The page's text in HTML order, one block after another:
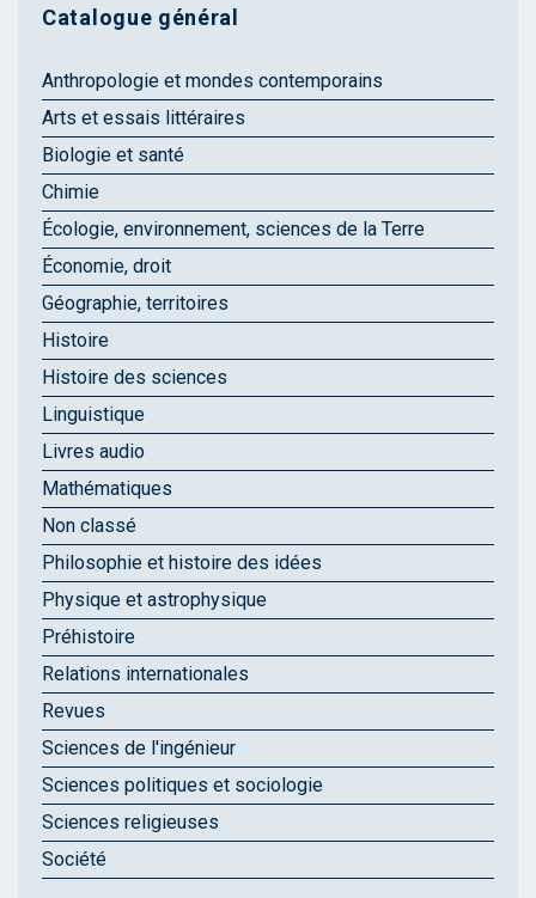
Catalogue général
Anthropologie et mondes contemporains
Arts et essais littéraires
Biologie et santé
Chimie
Écologie, environnement, sciences de la Terre
Économie, droit
Géographie, territoires
Histoire
Histoire des sciences
Linguistique
Livres audio
Mathématiques
Non classé
Philosophie et histoire des idées
Physique et astrophysique
Préhistoire
Relations internationales
Revues
Sciences de l'ingénieur
Sciences politiques et sociologie
Sciences religieuses
Société